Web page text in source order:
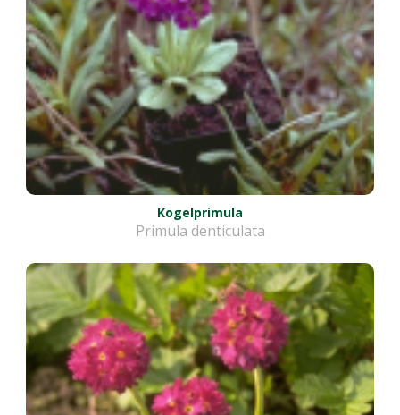
Kogelprimula
Primula denticulata